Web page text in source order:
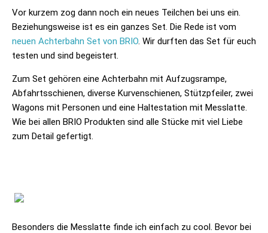
Vor kurzem zog dann noch ein neues Teilchen bei uns ein.
Beziehungsweise ist es ein ganzes Set. Die Rede ist vom
neuen Achterbahn Set von BRIO. Wir durften das Set für euch
testen und sind begeistert.
Zum Set gehören eine Achterbahn mit Aufzugsrampe,
Abfahrtsschienen, diverse Kurvenschienen, Stützpfeiler, zwei
Wagons mit Personen und eine Haltestation mit Messlatte.
Wie bei allen BRIO Produkten sind alle Stücke mit viel Liebe
zum Detail gefertigt.
Besonders die Messlatte finde ich einfach zu cool. Bevor bei